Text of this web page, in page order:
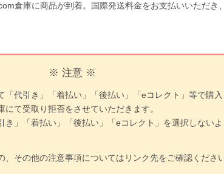
倉庫に商品が到着。国際発送料金をお支払いいただき
※ 注意 ※
「代引き」「着払い」「後払い」「eコレクト」等で購
て受取り拒否をさせていただきます。
き」「着払い」「後払い」「eコレクト」を選択しない
その他の注意事項についてはリンク先をご確認ください